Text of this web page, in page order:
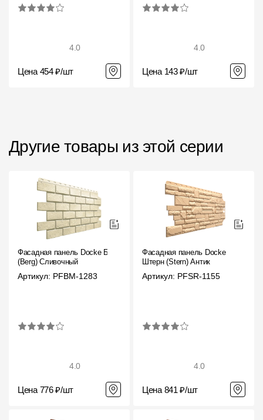
4.0
Цена 454 ₽/шт
4.0
Цена 143 ₽/шт
Другие товары из этой серии
Фасадная панель Docke Берг
(Berg) Сливочный
Артикул: PFBM-1283
4.0
Цена 776 ₽/шт
Фасадная панель Docke
Штерн (Stern) Антик
Артикул: PFSR-1155
4.0
Цена 841 ₽/шт